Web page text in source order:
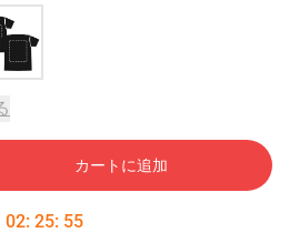
カートに追加
02: 25: 54